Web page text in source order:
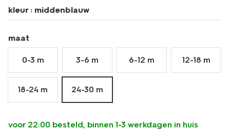
paar-
4731176.html
kleur : middenblauw
maat
0-3 m 3-6 m 6-12 m 12-18 m
18-24 m 24-30 m
voor 22:00 besteld, binnen 1-3 werkdagen in huis